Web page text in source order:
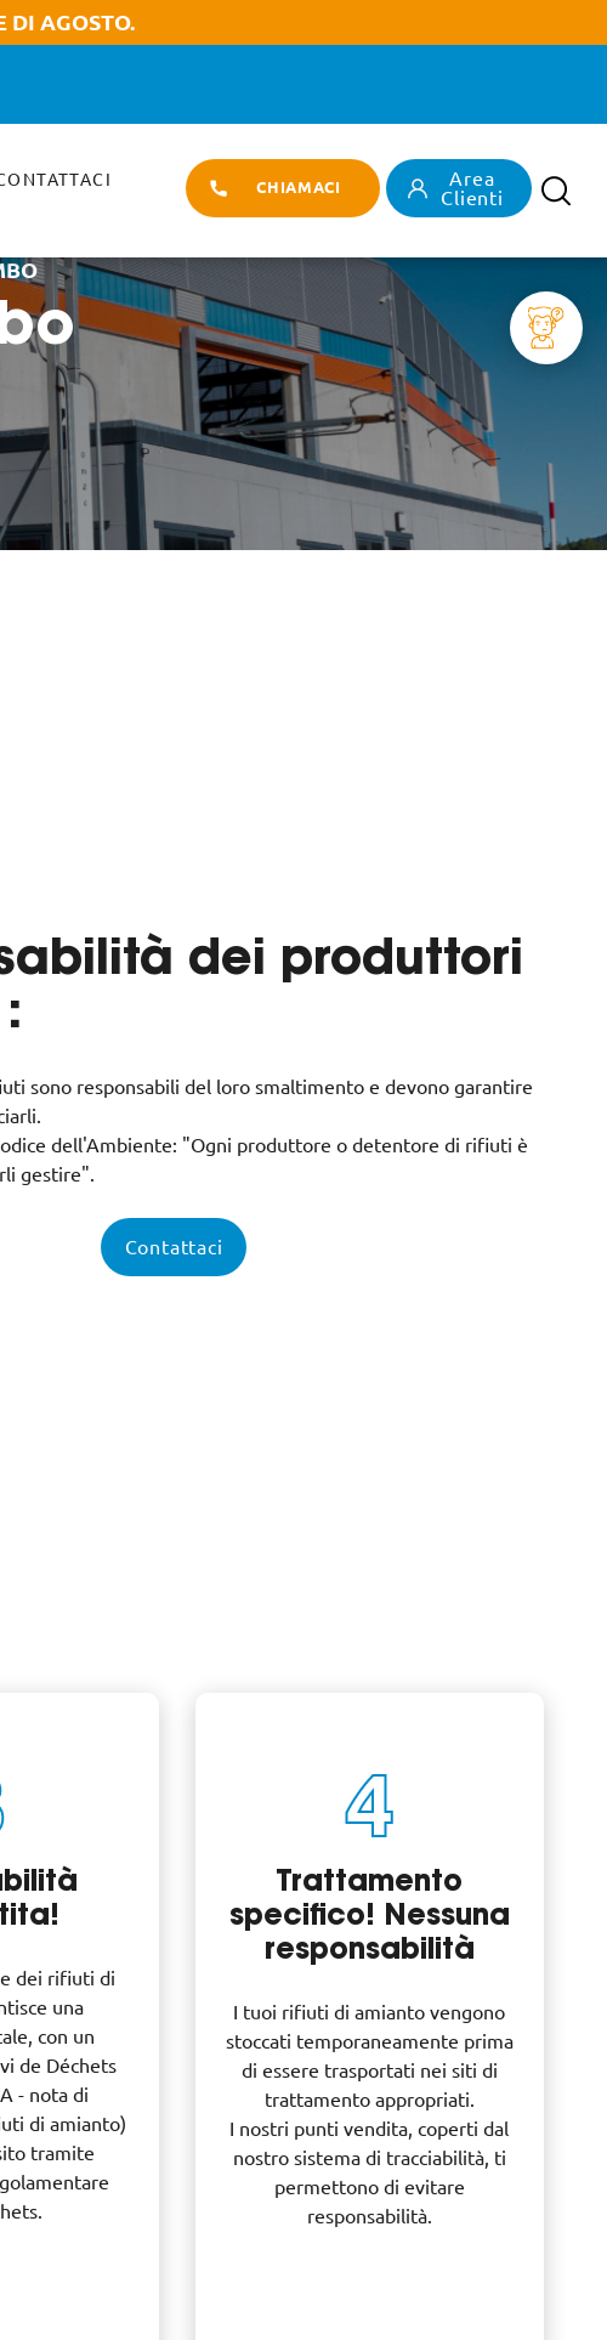
DI AGOSTO.
CHIAMACI
Area
Clienti
Search
dei produttori
sono responsabili del loro smaltimento e devono garantire
dell'Ambiente: "Ogni produttore o detentore di rifiuti è
gestire".
Contattaci
dei rifiuti di
una
con un
de Déchets
- nota di
di amianto)
tramite
4
Trattamento
specifico! Nessuna
responsabilità
I tuoi rifiuti di amianto vengono
stoccati temporaneamente prima
di essere trasportati nei siti di
trattamento appropriati.
I nostri punti vendita, coperti dal
nostro sistema di tracciabilità, ti
permettono di evitare
responsabilità.